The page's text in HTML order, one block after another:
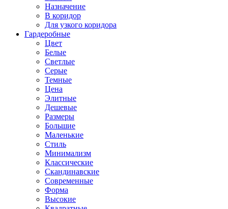
Назначение
В коридор
Для узкого коридора
Гардеробные
Цвет
Белые
Светлые
Серые
Темные
Цена
Элитные
Дешевые
Размеры
Большие
Маленькие
Стиль
Минимализм
Классические
Скандинавские
Современные
Форма
Высокие